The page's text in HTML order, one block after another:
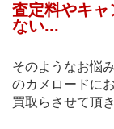
査定料やキャ
ない...
そのようなお悩
のカメロードに
買取らさせて頂き